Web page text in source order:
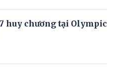
huy chương tại Olympic